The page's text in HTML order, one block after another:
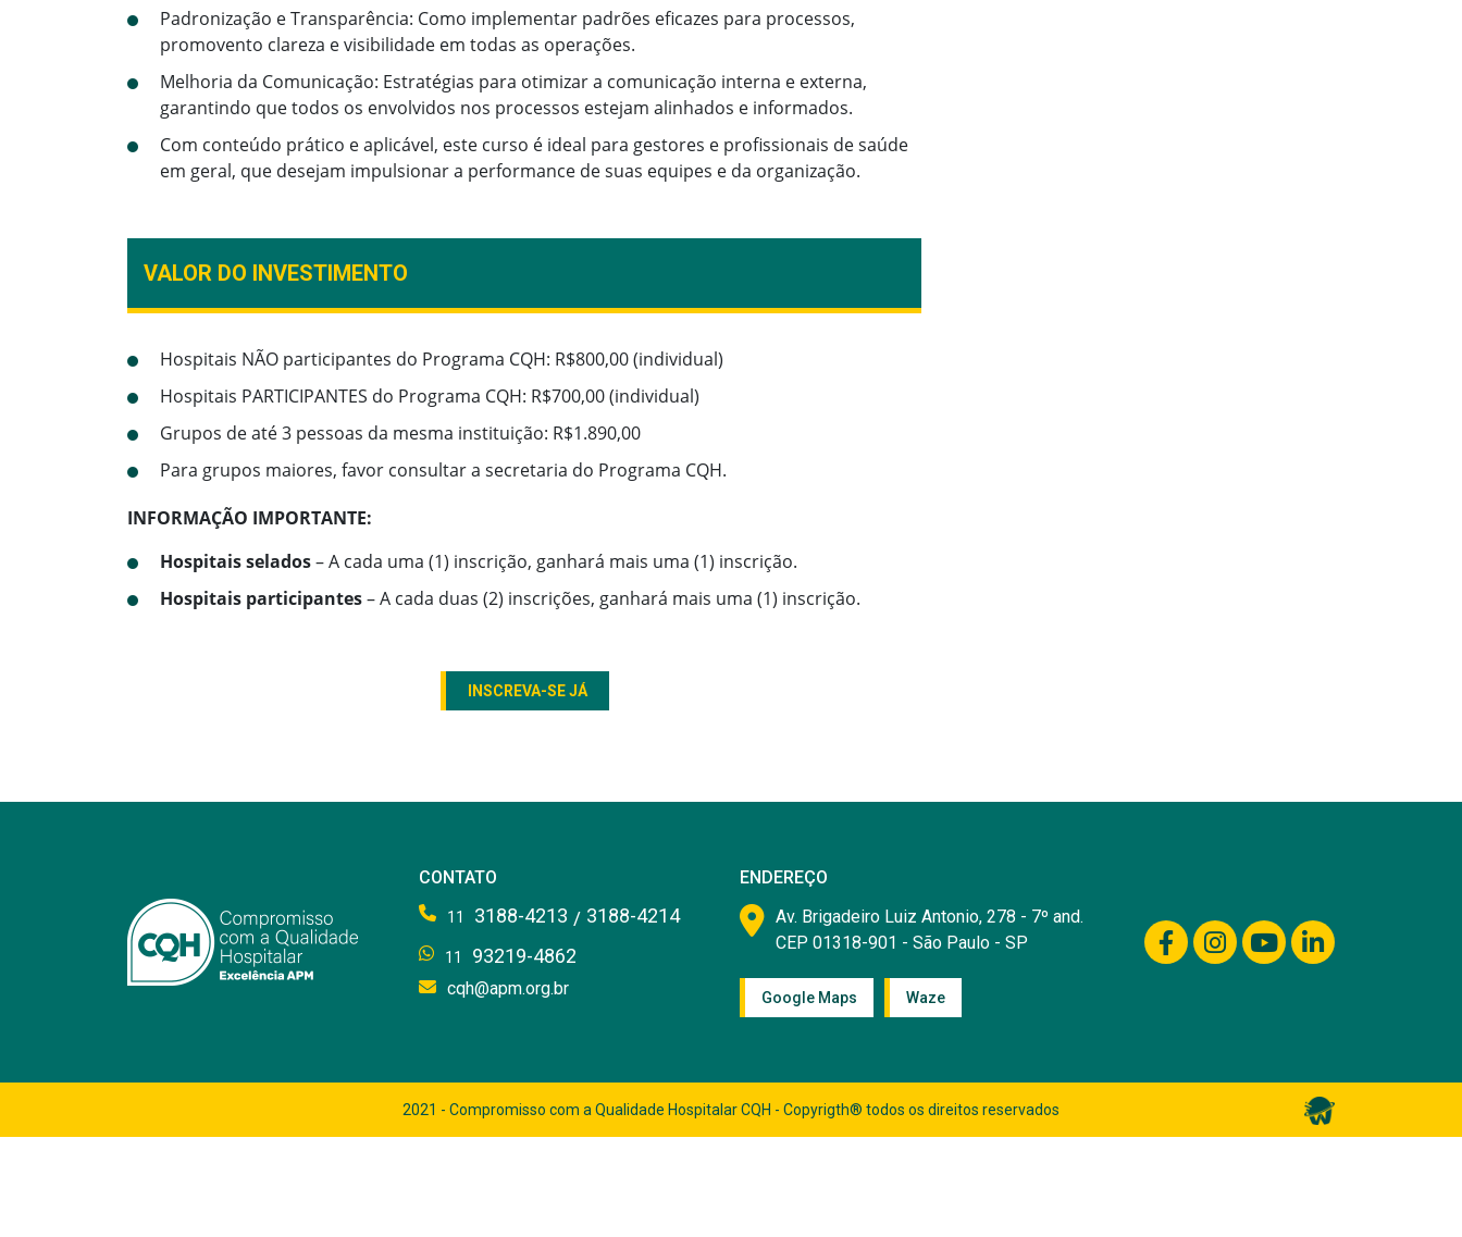
Padronização e Transparência: Como implementar padrões eficazes para processos,
promovento clareza e visibilidade em todas as operações.
Melhoria da Comunicação: Estratégias para otimizar a comunicação interna e externa,
garantindo que todos os envolvidos nos processos estejam alinhados e informados.
Com conteúdo prático e aplicável, este curso é ideal para gestores e profissionais de saúde
em geral, que desejam impulsionar a performance de suas equipes e da organização.
VALOR DO INVESTIMENTO
Hospitais NÃO participantes do Programa CQH: R$800,00 (individual)
Hospitais PARTICIPANTES do Programa CQH: R$700,00 (individual)
Grupos de até 3 pessoas da mesma instituição: R$1.890,00
Para grupos maiores, favor consultar a secretaria do Programa CQH.
INFORMAÇÃO IMPORTANTE:
Hospitais selados– A cada uma (1) inscrição, ganhará mais uma (1) inscrição.
Hospitais participantes– A cada duas (2) inscrições, ganhará mais uma (1) inscrição.
INSCREVA-SE JÁ
CONTATO
11 3188-4213 / 3188-4214
11 93219-4862
cqh@apm.org.br
ENDEREÇO
Av. Brigadeiro Luiz Antonio, 278 - 7º and.
CEP 01318-901 - São Paulo - SP
Google Maps Waze
2021 - Compromisso com a Qualidade Hospitalar CQH - Copyrigth® todos os direitos reservados